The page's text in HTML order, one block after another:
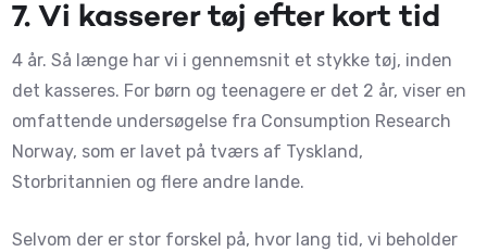
7. Vi kasserer tøj efter kort tid
4 år. Så længe har vi i gennemsnit et stykke tøj, inden
det kasseres. For børn og teenagere er det 2 år, viser en
omfattende undersøgelse fra Consumption Research
Norway, som er lavet på tværs af Tyskland,
Storbritannien og flere andre lande.
Selvom der er stor forskel på, hvor lang tid, vi beholder